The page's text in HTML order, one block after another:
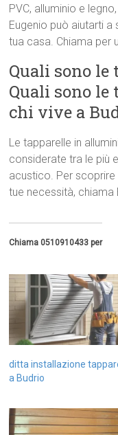
PVC, alluminio e
Eugenio può aiutarti
tua casa. Chiama per
Quali sono
Quali sono
chi vive a
Le tapparelle in
considerate tra le più
acustico. Per
tue necessità, chiama
Chiama 0510910433 per
ditta installazione
a Budrio